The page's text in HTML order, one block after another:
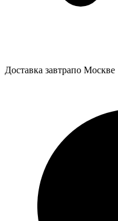
Доставка завтрапо Москве